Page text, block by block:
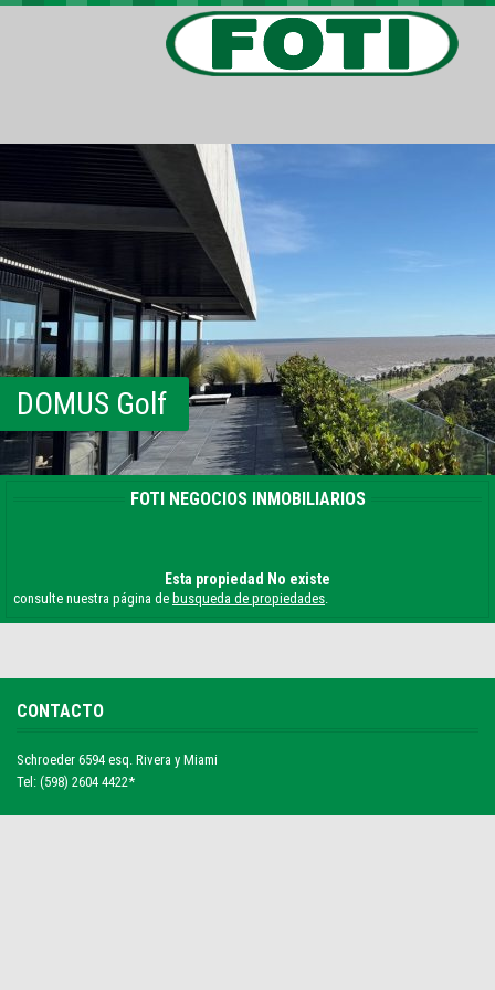
BARRIOS PRIVADOS
VIV. SOCIAL
CONTACTO
DOMUS Golf
FOTI NEGOCIOS INMOBILIARIOS
Esta propiedad No existe
consulte nuestra página de busqueda de propiedades.
CONTACTO
Schroeder 6594 esq. Rivera y Miami
Tel: (598) 2604 4422*